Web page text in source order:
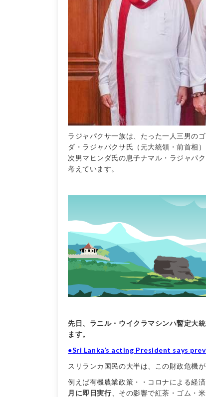
ラジャパクサ一族は、たった一人三男の
ダ・ラジャパクサ氏（元大統領・前首相
次男マヒンダ氏の息子ナマル・ラジャパ
考えています。
先日、ラニル・ウイクラマシンハ暫定大
ます。
●Sri Lanka’s acting President says
スリランカ国民の大半は、この財政危機
例えば有機農業政策・・コロナによる経
月に即日実行、その影響で紅茶・ゴム・